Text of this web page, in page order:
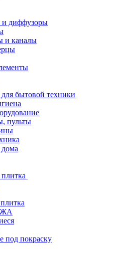
и диффузоры
и каналы
бытовой техники
пульты
под покраску